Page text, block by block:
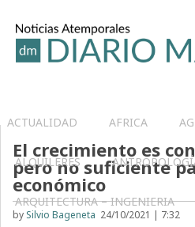
ACTUALIDAD AFRICA
ALQUILERES
ARQUITECTURA – INGENIERIA
El crecimiento es
pero no suficiente
económico
by Silvio Bageneta 24/10/2021 | 7:32